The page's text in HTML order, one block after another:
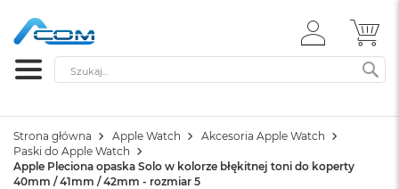
ZALOGUJ
SIĘ
Szukaj
Strona główna Apple Watch
Akcesoria Apple Watch
Paski do Apple Watch
Apple Pleciona opaska Solo w kolorze błękitnej toni do koperty
40mm / 41mm / 42mm - rozmiar 5